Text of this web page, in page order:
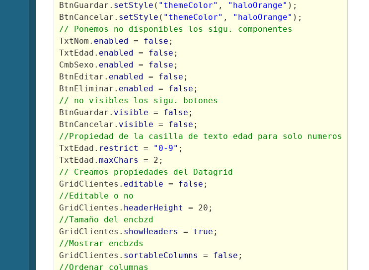
BtnGuardar. setStyle ( "themeColor" , "haloOrange" );
BtnCancelar. setStyle ( "themeColor" , "haloOrange" );
// Ponemos no disponibles los sigu. componentes
TxtNom. enabled = false ;
TxtEdad. enabled = false ;
CmbSexo. enabled = false ;
BtnEditar. enabled = false ;
BtnEliminar. enabled = false ;
// no visibles los sigu. botones
BtnGuardar. visible = false ;
BtnCancelar. visible = false ;
//Propiedad de la casilla de texto edad para solo numeros
TxtEdad. restrict = "0-9" ;
TxtEdad. maxChars
= 2;
// Creamos propiedades del Datagrid
GridClientes. editable = false ;
//Editable o no
GridClientes. headerHeight
= 20;
//Tamaño del encbzd
GridClientes. showHeaders = true ;
//Mostrar encbzds
GridClientes. sortableColumns = false ;
//Ordenar columnas